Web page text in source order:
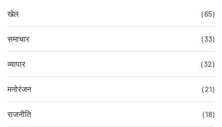
खेल (65)
समाचार (33)
व्यापार (32)
मनोरंजन (21)
राजनीति (18)